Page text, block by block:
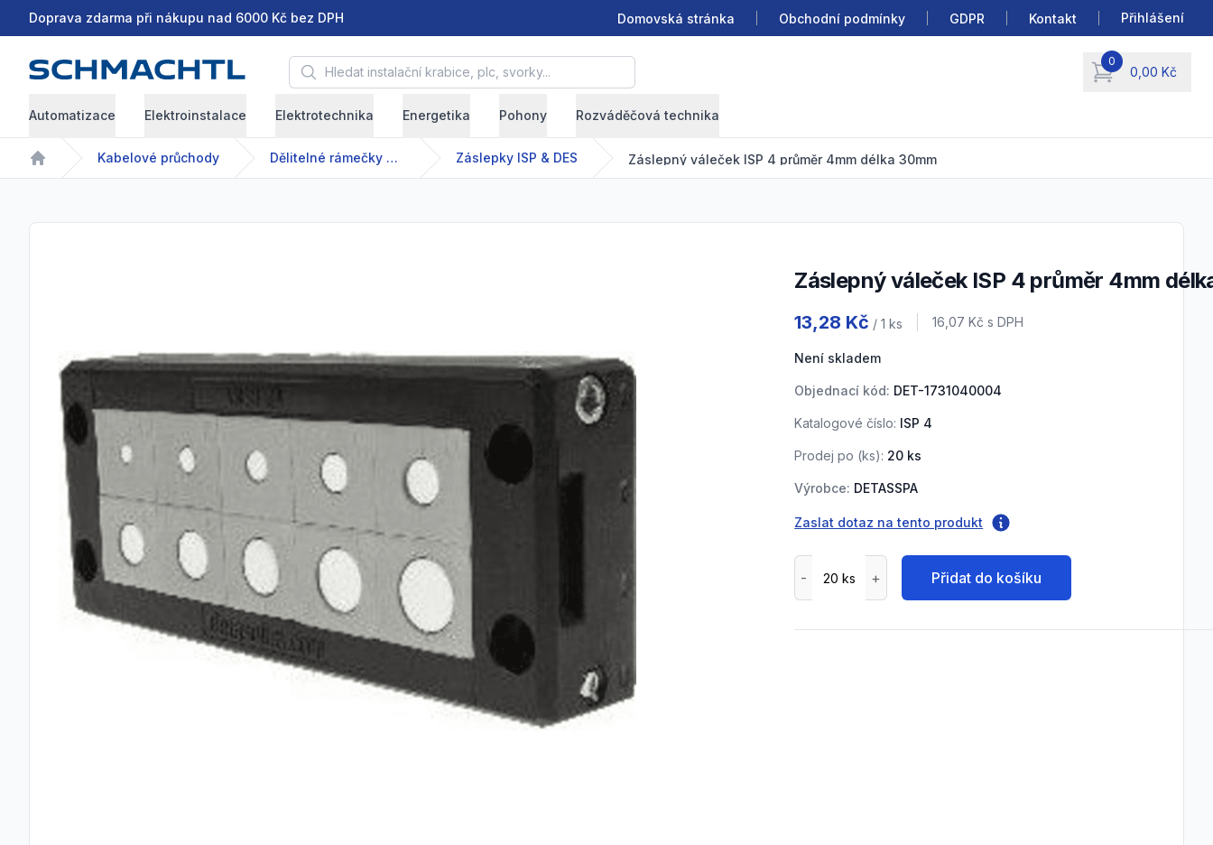
Doprava zdarma při nákupu nad 6000 Kč bez DPH Domovská stránka Obchodní podmínky GDPR Kontakt Přihlášení
Hledat instalační krabice, plc, svorky... 0
0,00 Kč
items in cart, view
Automatizace Elektroinstalace Elektrotechnika Energetika Pohony Rozváděčová technika
Home
Kabelové průchody Dělitelné rámečky pro vedení kabelů s osazenými konektory nebo bez nich Záslepky ISP & DES Záslepný váleček ISP 4 průměr 4mm délka 30mm
Záslepný váleček ISP 4 průměr 4mm
13,28 Kč / 1ks Cena s DPH
16,07 Kč s DPH
Není skladem
Objednací kód: DET-1731040004
Katalogové číslo: ISP 4
Prodej po (ks): 20 ks
Výrobce: DETASSPA
Zaslat dotaz na tento produkt
Přidat do košíku